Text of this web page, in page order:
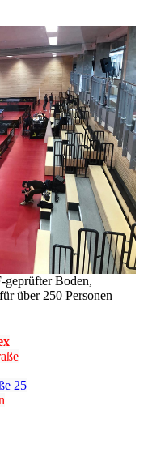
geprüfter Boden,
über 250 Personen
25